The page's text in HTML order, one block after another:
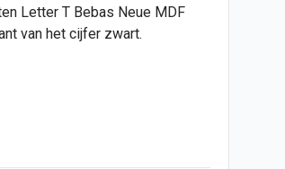
Letter T Bebas Neue MDF
van het cijferzwart.